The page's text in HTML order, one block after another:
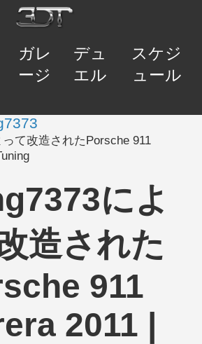
ガレ
ージ
デュ
エル
スケジ
ュール
って改造されたPorsche 911
によ
造された
911
2011 |